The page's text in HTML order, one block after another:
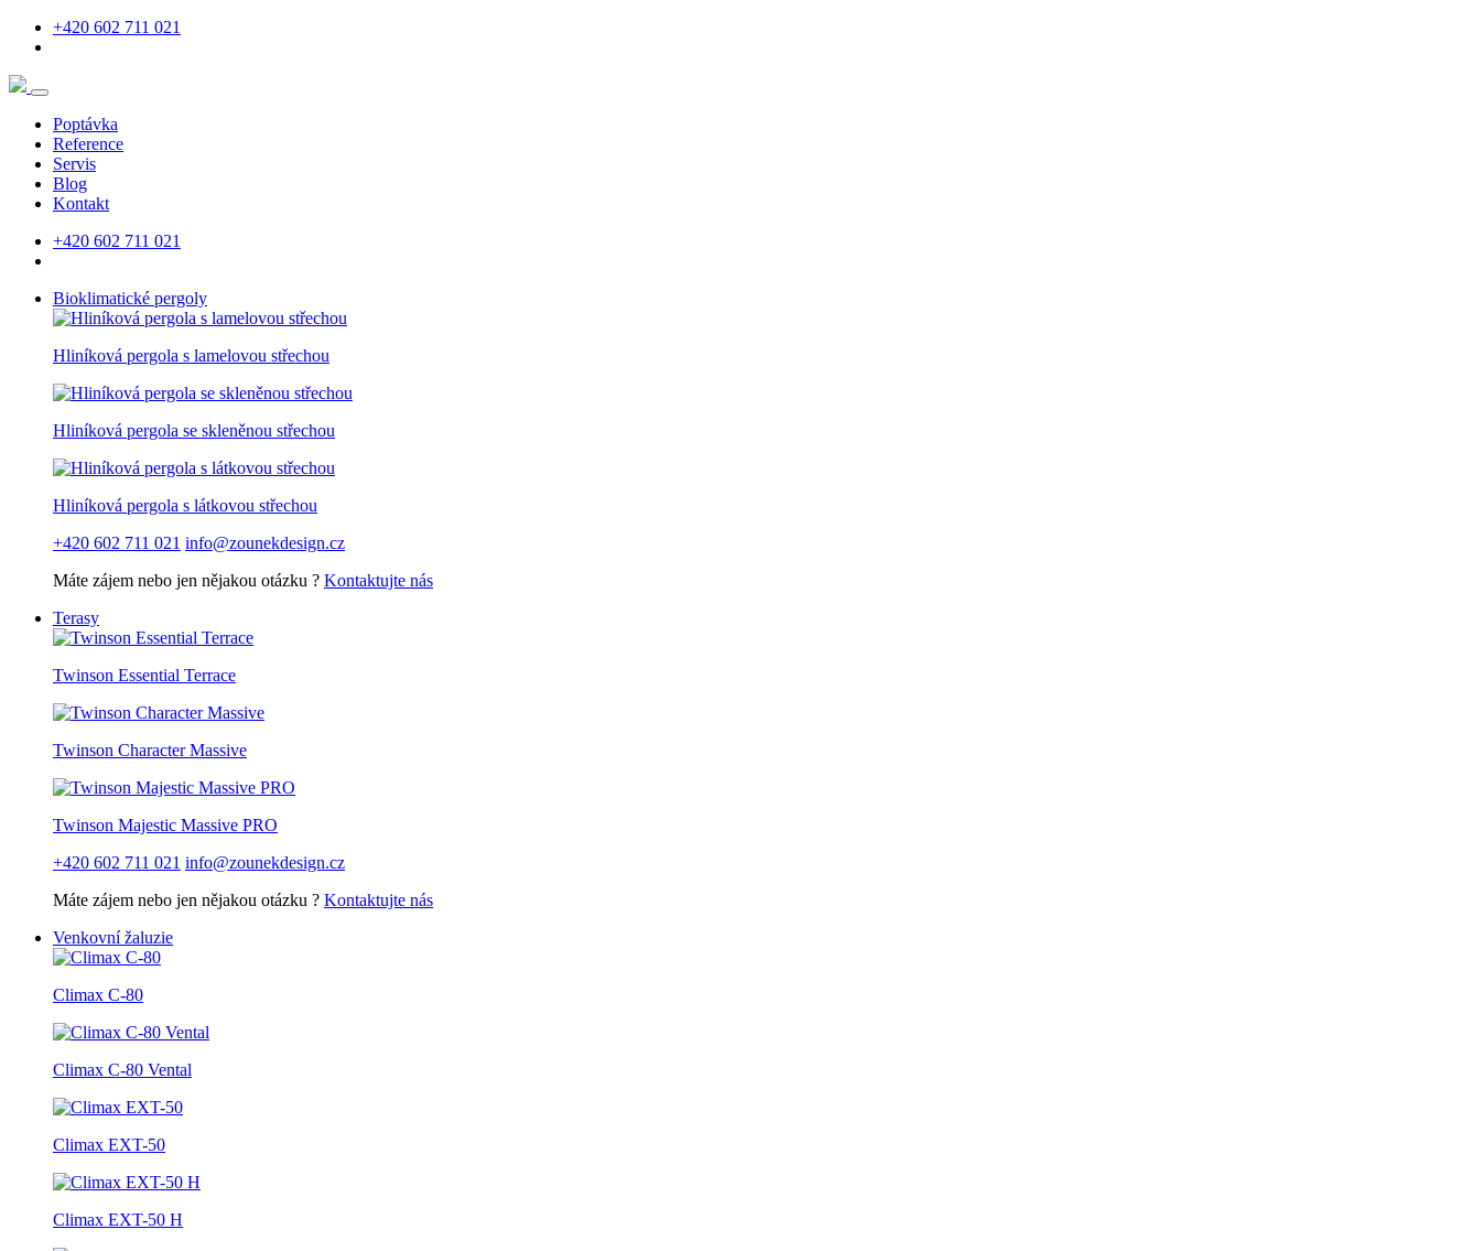
+420 602 711 021
Poptávka
Reference
Servis
Blog
Kontakt
+420 602 711 021
Bioklimatické pergoly
Hliníková pergola s lamelovou střechou
Hliníková pergola se skleněnou střechou
Hliníková pergola s látkovou střechou
+420 602 711 021 info@zounekdesign.cz
Máte zájem nebo jen nějakou otázku ? Kontaktujte nás
Terasy
Twinson Essential Terrace
Twinson Character Massive
Twinson Majestic Massive PRO
+420 602 711 021 info@zounekdesign.cz
Máte zájem nebo jen nějakou otázku ? Kontaktujte nás
Venkovní žaluzie
Climax C-80
Climax C-80 Vental
Climax EXT-50
Climax EXT-50 H